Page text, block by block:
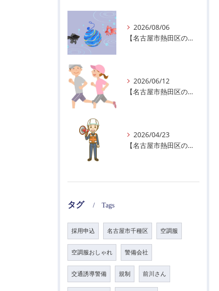
2026/08/06
【名古屋市熱田区の警備会社】夏季休業のお知らせ
2026/06/12
【名古屋市熱田区の警備会社】暑熱順化で熱中症対策を！
2026/04/23
【名古屋市熱田区の警備会社】GWの面接状況について！
タグ Tags
採用申込 名古屋市千種区 空調服
空調服おしゃれ 警備会社
交通誘導警備 規制 前川さん